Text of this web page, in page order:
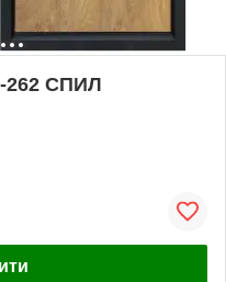
262 СПИЛ